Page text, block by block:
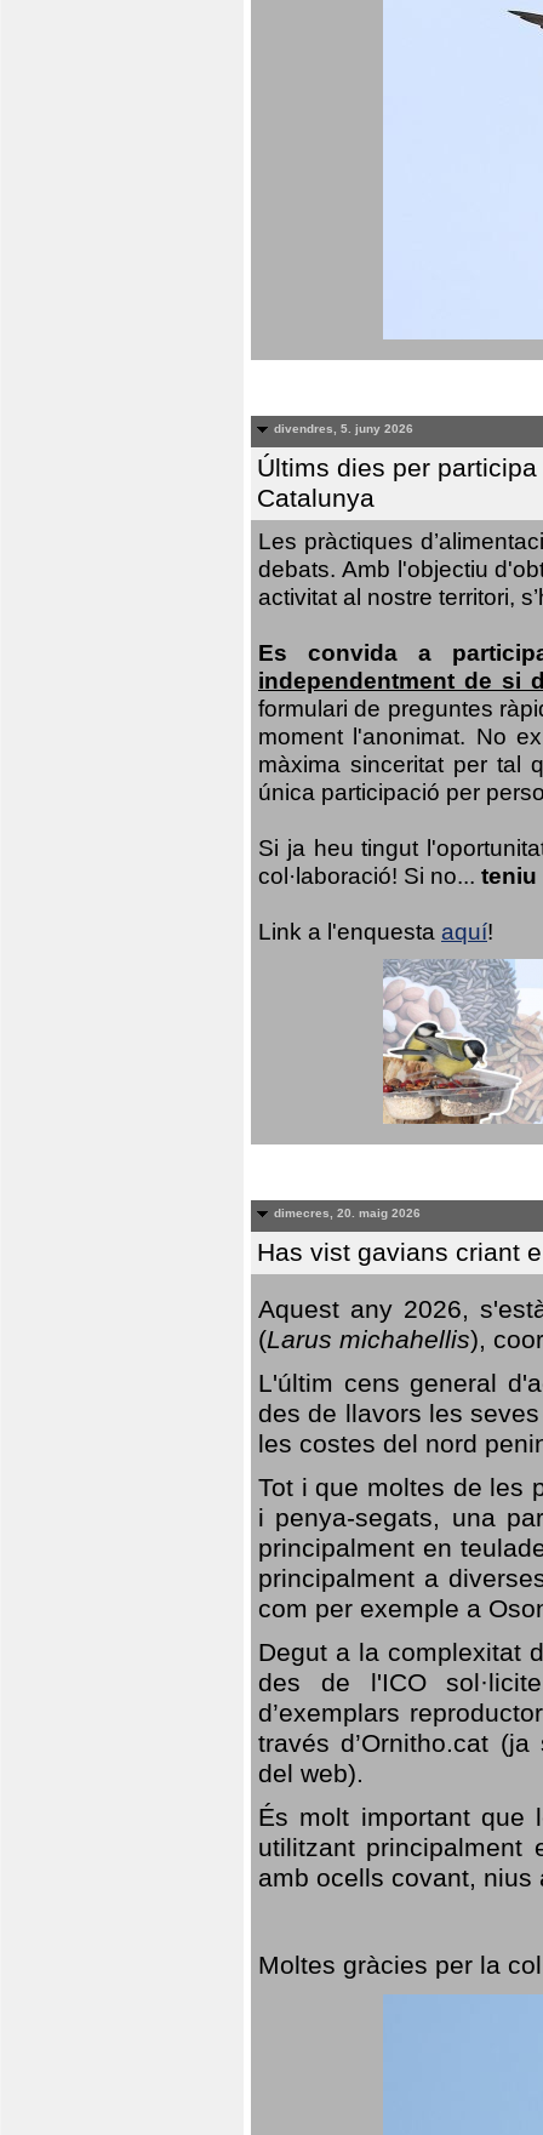
divendres, 5. juny 2026
Últims dies per
Catalunya
Les pràctiques
debats. Amb l'objectiu
activitat al nostre territori,
Es convida a
independentment de si
formulari de preguntes
moment l'anonimat. No
màxima sinceritat per tal
única participació per
Si ja heu tingut
col·laboració! Si no... teniu
Link a l'enquesta aquí!
dimecres, 20. maig 2026
Has vist gavians criant
Aquest any 2026,
(Larus michahellis),
L'últim cens general
des de llavors les
les costes del nord
Tot i que moltes de les
i penya-segats, una
principalment en
principalment a
com per exemple a
Degut a la complexitat
des de l'ICO
d’exemplars
través d’Ornitho.cat
del web).
És molt important que
utilitzant
amb ocells covant,
Moltes gràcies per la